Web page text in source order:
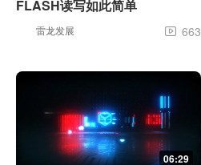
FLASH读写如此简单
雷龙发展  663
06:29